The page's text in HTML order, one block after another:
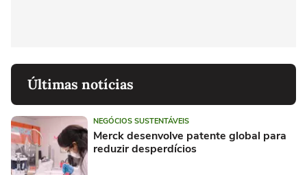
Últimas notícias
NEGÓCIOS SUSTENTÁVEIS
Merck desenvolve patente global para
reduzir desperdícios